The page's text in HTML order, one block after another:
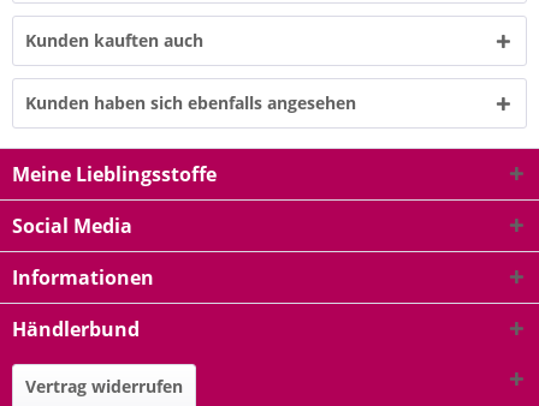
Kunden kauften auch
Kunden haben sich ebenfalls angesehen
Meine Lieblingsstoffe
Social Media
Informationen
Händlerbund
Vertrag widerrufen